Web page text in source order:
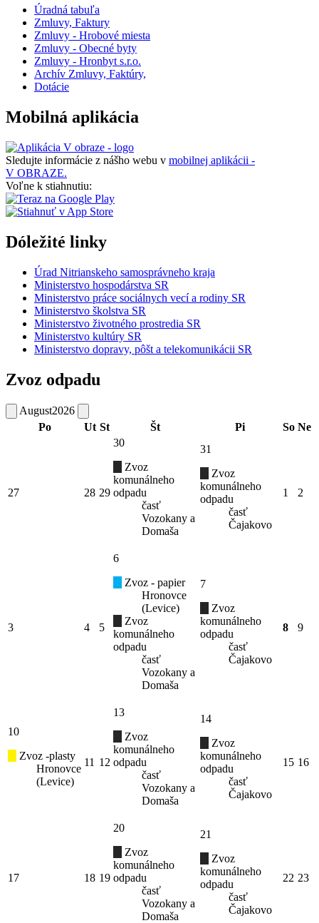
Úradná tabuľa
Zmluvy, Faktury
Zmluvy - Hrobové miesta
Zmluvy - Obecné byty
Zmluvy - Hronbyt s.r.o.
Archív Zmluvy, Faktúry,
Dotácie
Mobilná aplikácia
Sledujte informácie z nášho webu v mobilnej aplikácii -
V OBRAZE.
Voľne k stiahnutiu:
Dóležité linky
Úrad Nitrianskeho samosprávneho kraja
Ministerstvo hospodárstva SR
Ministerstvo práce sociálnych vecí a rodiny SR
Ministerstvo školstva SR
Ministerstvo životného prostredia SR
Ministerstvo kultúry SR
Ministerstvo dopravy, pôšt a telekomunikácii SR
Zvoz odpadu
August2026
Po
Ut St Št Pi So Ne
27 28 29
30
Zvoz
komunálneho
odpadu
časť
Vozokany a
Domaša
31
Zvoz
komunálneho
odpadu
časť
Čajakovo
1 2
3 4 5
6
Zvoz - papier
Hronovce
(Levice)
Zvoz
komunálneho
odpadu
časť
Vozokany a
Domaša
7
Zvoz
komunálneho
odpadu
časť
Čajakovo
8 9
10
Zvoz -plasty
Hronovce
(Levice)
11 12
13
Zvoz
komunálneho
odpadu
časť
Vozokany a
Domaša
14
Zvoz
komunálneho
odpadu
časť
Čajakovo
15 16
17 18 19
20
Zvoz
komunálneho
odpadu
časť
Vozokany a
Domaša
21
Zvoz
komunálneho
odpadu
časť
Čajakovo
22 23